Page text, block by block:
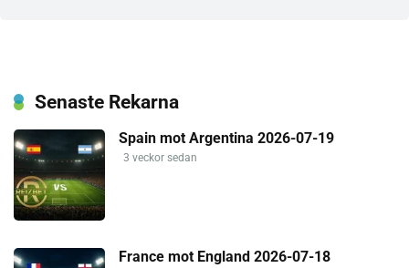
Senaste Rekarna
Spain mot Argentina 2026-07-19
3 veckor sedan
France mot England 2026-07-18